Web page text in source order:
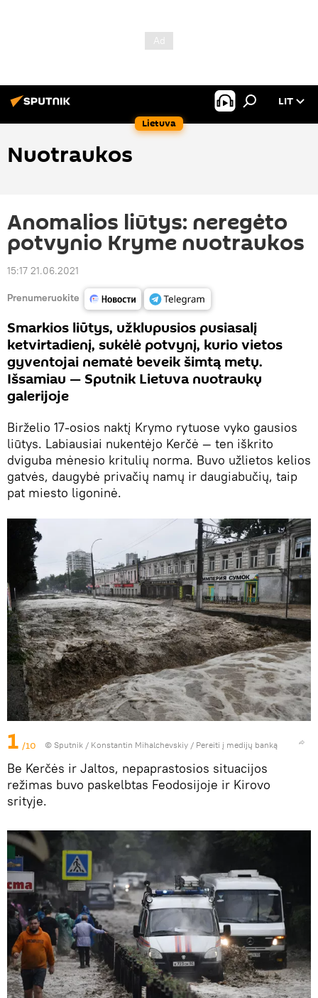
Lietuva
LIT
Nuotraukos
Anomalios liūtys: neregėto
potvynio Kryme nuotraukos
15:17 21.06.2021
Prenumeruokite
Smarkios liūtys, užklupusios pusiasalį
ketvirtadienį, sukėlė potvynį, kurio vietos
gyventojai nematė beveik šimtą metų.
Išsamiau — Sputnik Lietuva nuotraukų
galerijoje
Birželio 17-osios naktį Krymo rytuose vyko gausios
liūtys. Labiausiai nukentėjo Kerčė — ten iškrito
dviguba mėnesio kritulių norma. Buvo užlietos kelios
gatvės, daugybė privačių namų ir daugiabučių, taip
pat miesto ligoninė.
1 /10 © Sputnik / Konstantin Mihalchevskiy / Pereiti į medijų banką
Be Kerčės ir Jaltos, nepaprastosios situacijos
režimas buvo paskelbtas Feodosijoje ir Kirovo
srityje.